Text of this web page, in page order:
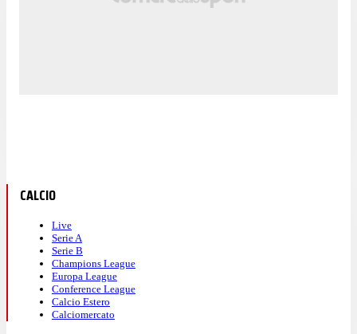
CALCIO
Live
Serie A
Serie B
Champions League
Europa League
Conference League
Calcio Estero
Calciomercato